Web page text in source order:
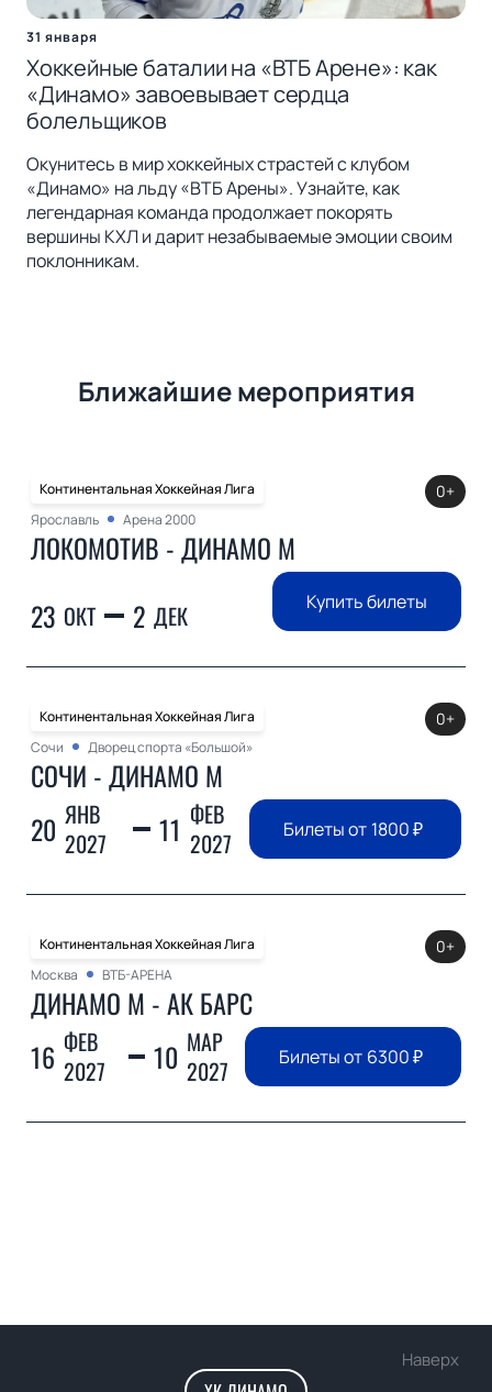
31 января
Хоккейные баталии на «ВТБ Арене»: как
«Динамо» завоевывает сердца
болельщиков
Окунитесь в мир хоккейных страстей с клубом
«Динамо» на льду «ВТБ Арены». Узнайте, как
легендарная команда продолжает покорять
вершины КХЛ и дарит незабываемые эмоции своим
поклонникам.
Ближайшие мероприятия
Континентальная Хоккейная Лига
Ярославль
Арена 2000
ЛОКОМОТИВ - ДИНАМО М
23 ОКТ 2 ДЕК
0+
Купить билеты
Континентальная Хоккейная Лига
Сочи
Дворец спорта «Большой»
СОЧИ - ДИНАМО М
20 ЯНВ
2027
11 ФЕВ
2027
0+
Билеты от 1800₽
Континентальная Хоккейная Лига
Москва
ВТБ-АРЕНА
ДИНАМО М - АК БАРС
16 ФЕВ
2027
10 МАР
2027
0+
Билеты от 6300₽
Наверх